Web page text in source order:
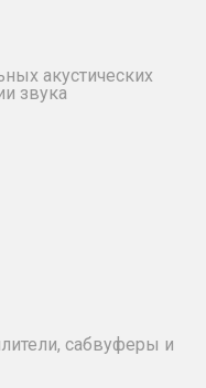
акустических
звука
сабвуферы и